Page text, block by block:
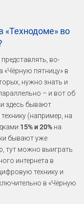
«Технодоме» во
во-
«Чёрную пятницу» в
нужно знать и
– и вот об
здесь бывают
(например, на
15% и 20% на
бывают уже
тут можно выиграть
интернета в
технику и
в «Чёрную